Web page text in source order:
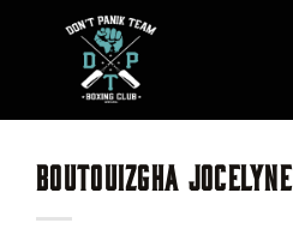
BOUTOUIZGHA JOCELYNE